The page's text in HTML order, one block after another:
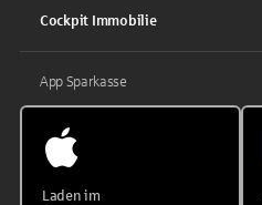
Cockpit Immobilie
App Sparkasse
Laden im